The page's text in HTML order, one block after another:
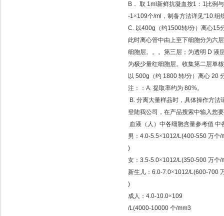
B ． 取 1ml 新鲜抗凝血按1 ： 1 比例
-1×109个/ml ，制备方法详见“10.组
C. 以400g （约1500转/分）离心15
此时离心管中由上至下细胞分为六
细胞层。。。第三层；为透明 D 液
为极少量红细胞层。收集第二层单
以 500g （约 1800 转/分）离心 20
注：： A. 提取率约为 80%。
B. 分离大量样品时，具体操作方法
登陆我公司，在产品搜索中输入您
血液（人）中各细胞含量参考值 中
男： 4.0-5.5×1012/L(400-550 万个/
)
女： 3.5-5.0×1012/L(350-500 万个/
新生儿： 6.0-7.0×1012/L(600-700
)
成人： 4.0-10.0×109
/L(4000-10000 个/mm3